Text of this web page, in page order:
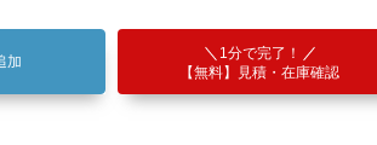
加
1分で完了！
【無料】見積・在庫確認